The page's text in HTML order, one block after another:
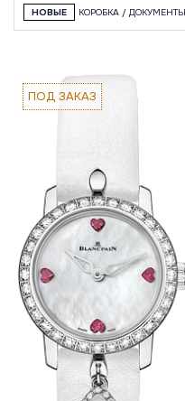
НОВЫЕ КОРОБКА / ДОКУМЕНТЫ
ПОД ЗАКАЗ